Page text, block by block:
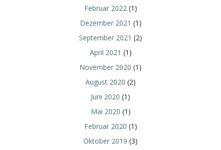
Februar 2022(1)
Dezember 2021 (1)
September 2021 (2)
April 2021 (1)
November 2020 (1)
August 2020 (2)
Juni 2020 (1)
Mai 2020 (1)
Februar 2020 (1)
Oktober 2019 (3)